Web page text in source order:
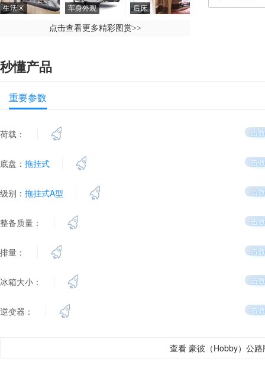
生活区 车身外观 后床
点击查看更多精彩图赏>>
秒懂产品
重要参数
荷载： 击
底盘： 拖挂式 击
级别： 拖挂式A型 击
整备质量： 击
排量： 击
冰箱大小： 击
逆变器： 击
查看 豪彼（Hobby）公